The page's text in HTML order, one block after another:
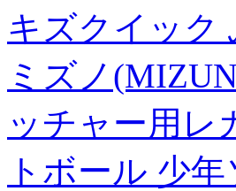
キズクイック
ミズノ
ッチャー用レ
トボール 少